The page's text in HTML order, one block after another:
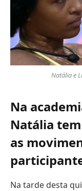
Natália e
Na
Natália
as
Na tarde desta